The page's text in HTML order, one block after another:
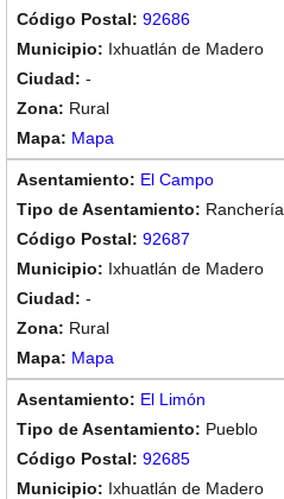
92686
Ixhuatlán de Madero
-
Rural
Mapa
El Campo
Ranchería
92687
Ixhuatlán de Madero
-
Rural
Mapa
El Limón
Pueblo
92685
Ixhuatlán de Madero